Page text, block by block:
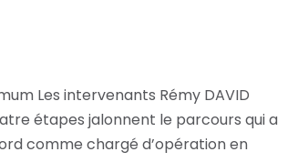
Les intervenants Rémy DAVID
étapes jalonnent le parcours qui a
comme chargé d’opération en